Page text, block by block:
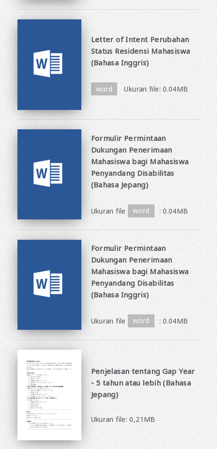
Letter of Intent Perubahan
Status Residensi Mahasiswa
(Bahasa Inggris)
word Ukuran file: 0.04MB
Formulir Permintaan
Dukungan Penerimaan
Mahasiswa bagi Mahasiswa
Penyandang Disabilitas
(Bahasa Jepang)
Ukuran file word : 0.04MB
Formulir Permintaan
Dukungan Penerimaan
Mahasiswa bagi Mahasiswa
Penyandang Disabilitas
(Bahasa Inggris)
Ukuran file word : 0.04MB
Penjelasan tentang Gap Year
- 5 tahun atau lebih (Bahasa
Jepang)
Ukuran file: 0,21MB